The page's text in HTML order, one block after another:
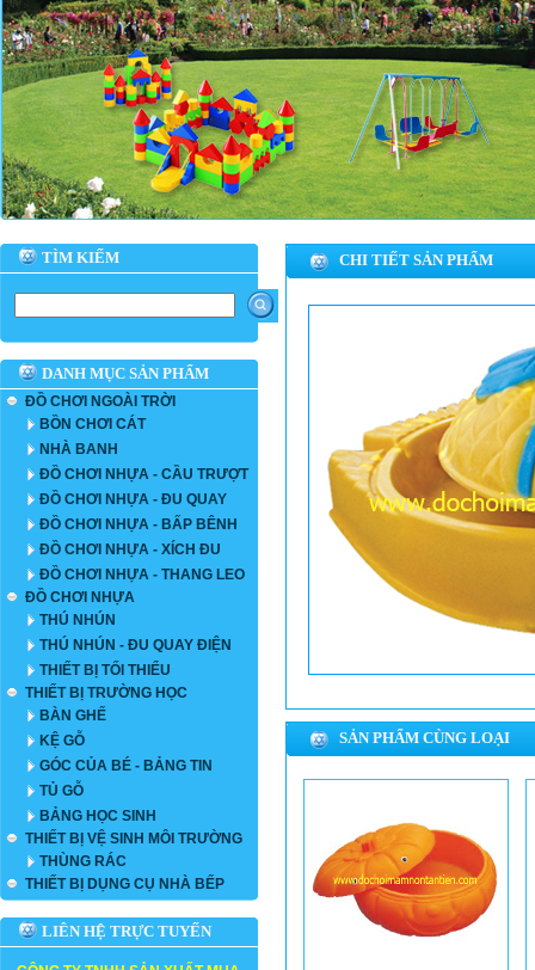
TÌM KIẾM
DANH MỤC SẢN PHẨM
ĐỒ CHƠI NGOÀI TRỜI
BỒN CHƠI CÁT
NHÀ BANH
ĐỒ CHƠI NHỰA - CẦU TRƯỢT
ĐỒ CHƠI NHỰA - ĐU QUAY
ĐỒ CHƠI NHỰA - BẤP BÊNH
ĐỒ CHƠI NHỰA - XÍCH ĐU
ĐỒ CHƠI NHỰA - THANG LEO
ĐỒ CHƠI NHỰA
THÚ NHÚN
THÚ NHÚN - ĐU QUAY ĐIỆN
THIẾT BỊ TỐI THIỂU
THIẾT BỊ TRƯỜNG HỌC
BÀN GHẾ
KỆ GỖ
GÓC CỦA BÉ - BẢNG TIN
TỦ GỖ
BẢNG HỌC SINH
THIẾT BỊ VỆ SINH MÔI TRƯỜNG
THÙNG RÁC
THIẾT BỊ DỤNG CỤ NHÀ BẾP
LIÊN HỆ TRỰC TUYẾN
CHI TIẾT SẢN PHẨM
SẢN PHẨM CÙNG LOẠI